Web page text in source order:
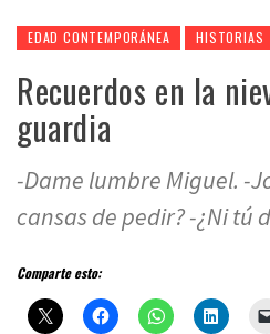
EDAD CONTEMPORÁNEA HISTORIAS
Recuerdos en la
guardia
-Dame lumbre Miguel. -
cansas de pedir? -¿Ni tú
Comparte esto: